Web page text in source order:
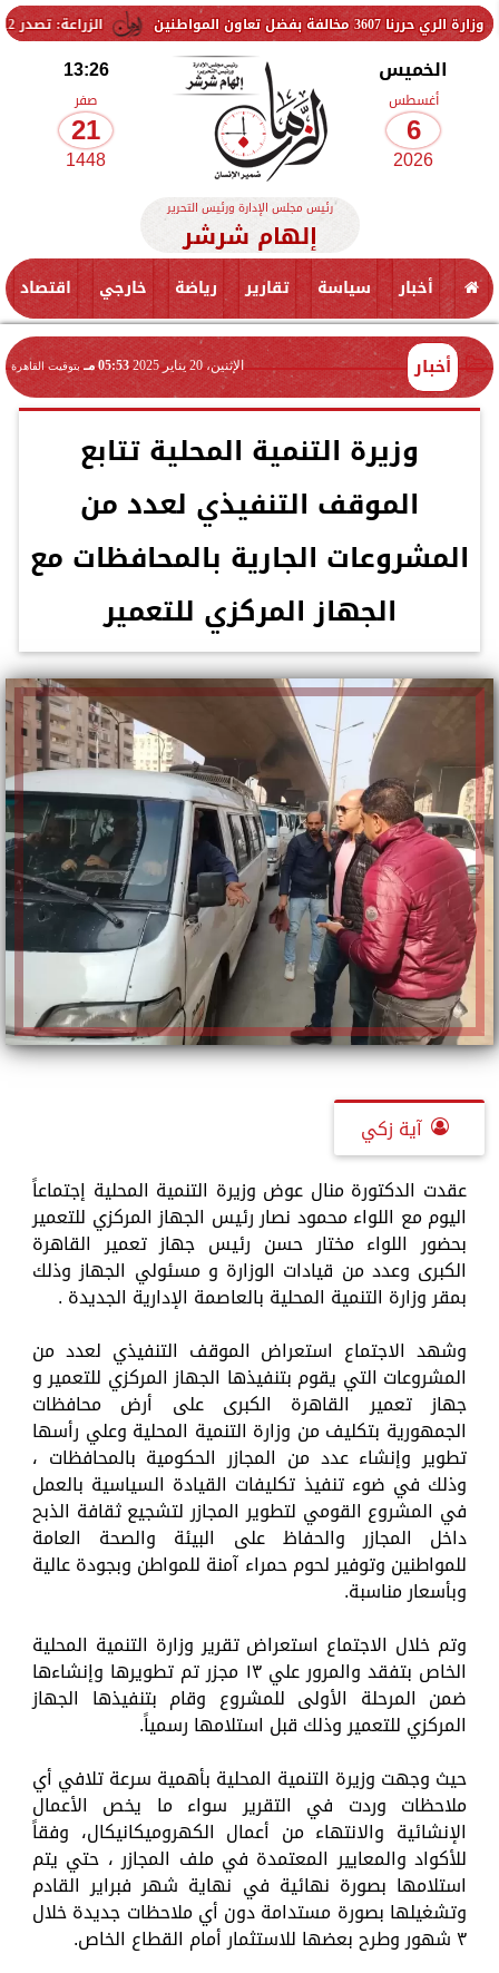
الزراعة: تصدر 712 ترخيص تشغيل جديد لمشروعات الثروة الحيوانية والداجنة.. وتسجيل 832 مخلوط أعلاف المواطنين
الخميس
أغسطس
6
2026
13:26
صفر
21
1448
رئيس مجلس الإدارة ورئيس التحرير
إلهام شرشر
أخبار سياسة تقارير رياضة خارجي اقتصاد
أخبار الإثنين، 20 يناير 2025 05:53 مـ بتوقيت القاهرة
وزيرة التنمية المحلية تتابع
الموقف التنفيذي لعدد من
المشروعات الجارية بالمحافظات مع
الجهاز المركزي للتعمير
آية زكي
عقدت الدكتورة منال عوض وزيرة التنمية المحلية إجتماعاً
اليوم مع اللواء محمود نصار رئيس الجهاز المركزي للتعمير
بحضور اللواء مختار حسن رئيس جهاز تعمير القاهرة
الكبرى وعدد من قيادات الوزارة و مسئولي الجهاز وذلك
بمقر وزارة التنمية المحلية بالعاصمة الإدارية الجديدة .
وشهد الاجتماع استعراض الموقف التنفيذي لعدد من
المشروعات التي يقوم بتنفيذها الجهاز المركزي للتعمير و
جهاز تعمير القاهرة الكبرى على أرض محافظات
الجمهورية بتكليف من وزارة التنمية المحلية وعلي رأسها
تطوير وإنشاء عدد من المجازر الحكومية بالمحافظات ،
وذلك في ضوء تنفيذ تكليفات القيادة السياسية بالعمل
في المشروع القومي لتطوير المجازر لتشجيع ثقافة الذبح
داخل المجازر والحفاظ على البيئة والصحة العامة
للمواطنين وتوفير لحوم حمراء آمنة للمواطن وبجودة عالية
وبأسعار مناسبة.
وتم خلال الاجتماع استعراض تقرير وزارة التنمية المحلية
الخاص بتفقد والمرور علي ١٣ مجزر تم تطويرها وإنشاءها
ضمن المرحلة الأولى للمشروع وقام بتنفيذها الجهاز
المركزي للتعمير وذلك قبل استلامها رسمياً.
حيث وجهت وزيرة التنمية المحلية بأهمية سرعة تلافي أي
ملاحظات وردت في التقرير سواء ما يخص الأعمال
الإنشائية والانتهاء من أعمال الكهروميكانيكال، وفقاً
للأكواد والمعايير المعتمدة في ملف المجازر ، حتي يتم
استلامها بصورة نهائية في نهاية شهر فبراير القادم
وتشغيلها بصورة مستدامة دون أي ملاحظات جديدة خلال
٣ شهور وطرح بعضها للاستثمار أمام القطاع الخاص.